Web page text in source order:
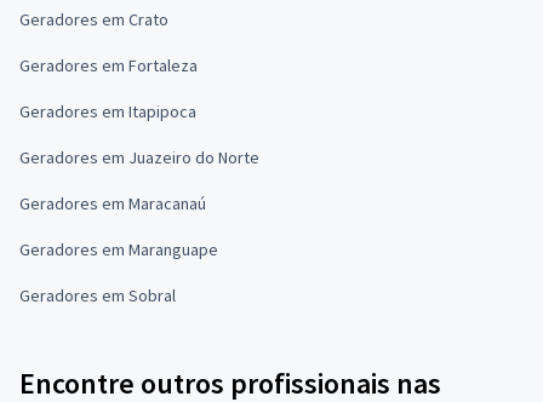
Geradores em Crato
Geradores em Fortaleza
Geradores em Itapipoca
Geradores em Juazeiro do Norte
Geradores em Maracanaú
Geradores em Maranguape
Geradores em Sobral
Encontre outros profissionais nas